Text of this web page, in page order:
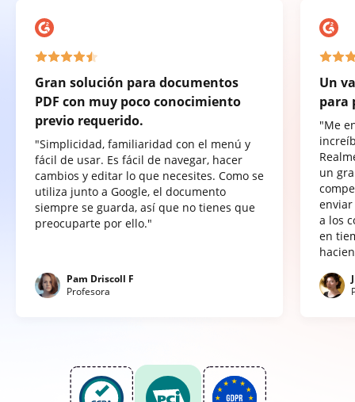
Gran solución para documentos
PDF con muy poco conocimiento
previo requerido.
"Simplicidad, familiaridad con el menú y
fácil de usar. Es fácil de navegar, hacer
cambios y editar lo que necesites. Como se
utiliza junto a Google, el documento
siempre se guarda, así que no tienes que
preocuparte por ello."
Pam Driscoll F
Profesora
Un
para
"Me
un
a los
en